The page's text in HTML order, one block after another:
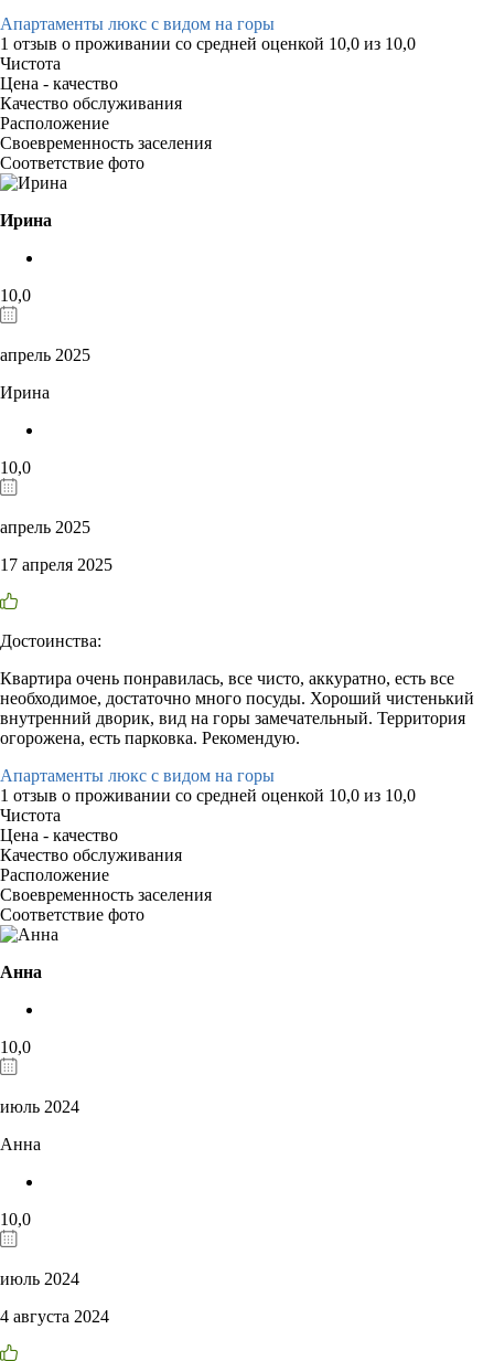
Апартаменты люкс с видом на горы
1 отзыв о проживании со средней оценкой 10,0 из 10,0
Чистота
Цена - качество
Качество обслуживания
Расположение
Своевременность заселения
Соответствие фото
Ирина
10,0
апрель 2025
Ирина
10,0
апрель 2025
17 апреля 2025
Достоинства:
Квартира очень понравилась, все чисто, аккуратно, есть все
необходимое, достаточно много посуды. Хороший чистенький
внутренний дворик, вид на горы замечательный. Территория
огорожена, есть парковка. Рекомендую.
Апартаменты люкс с видом на горы
1 отзыв о проживании со средней оценкой 10,0 из 10,0
Чистота
Цена - качество
Качество обслуживания
Расположение
Своевременность заселения
Соответствие фото
Анна
10,0
июль 2024
Анна
10,0
июль 2024
4 августа 2024